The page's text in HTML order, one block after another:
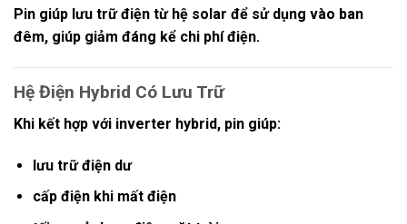
Pin giúp lưu trữ điện từ hệ solar để sử dụng vào ban
đêm, giúp giảm đáng kể chi phí điện.
Hệ Điện Hybrid Có Lưu Trữ
Khi kết hợp với inverter hybrid, pin giúp:
lưu trữ điện dư
cấp điện khi mất điện